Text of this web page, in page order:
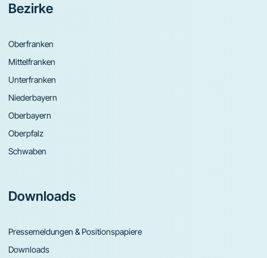
Bezirke
Oberfranken
Mittelfranken
Unterfranken
Niederbayern
Oberbayern
Oberpfalz
Schwaben
Downloads
Pressemeldungen & Positionspapiere
Downloads